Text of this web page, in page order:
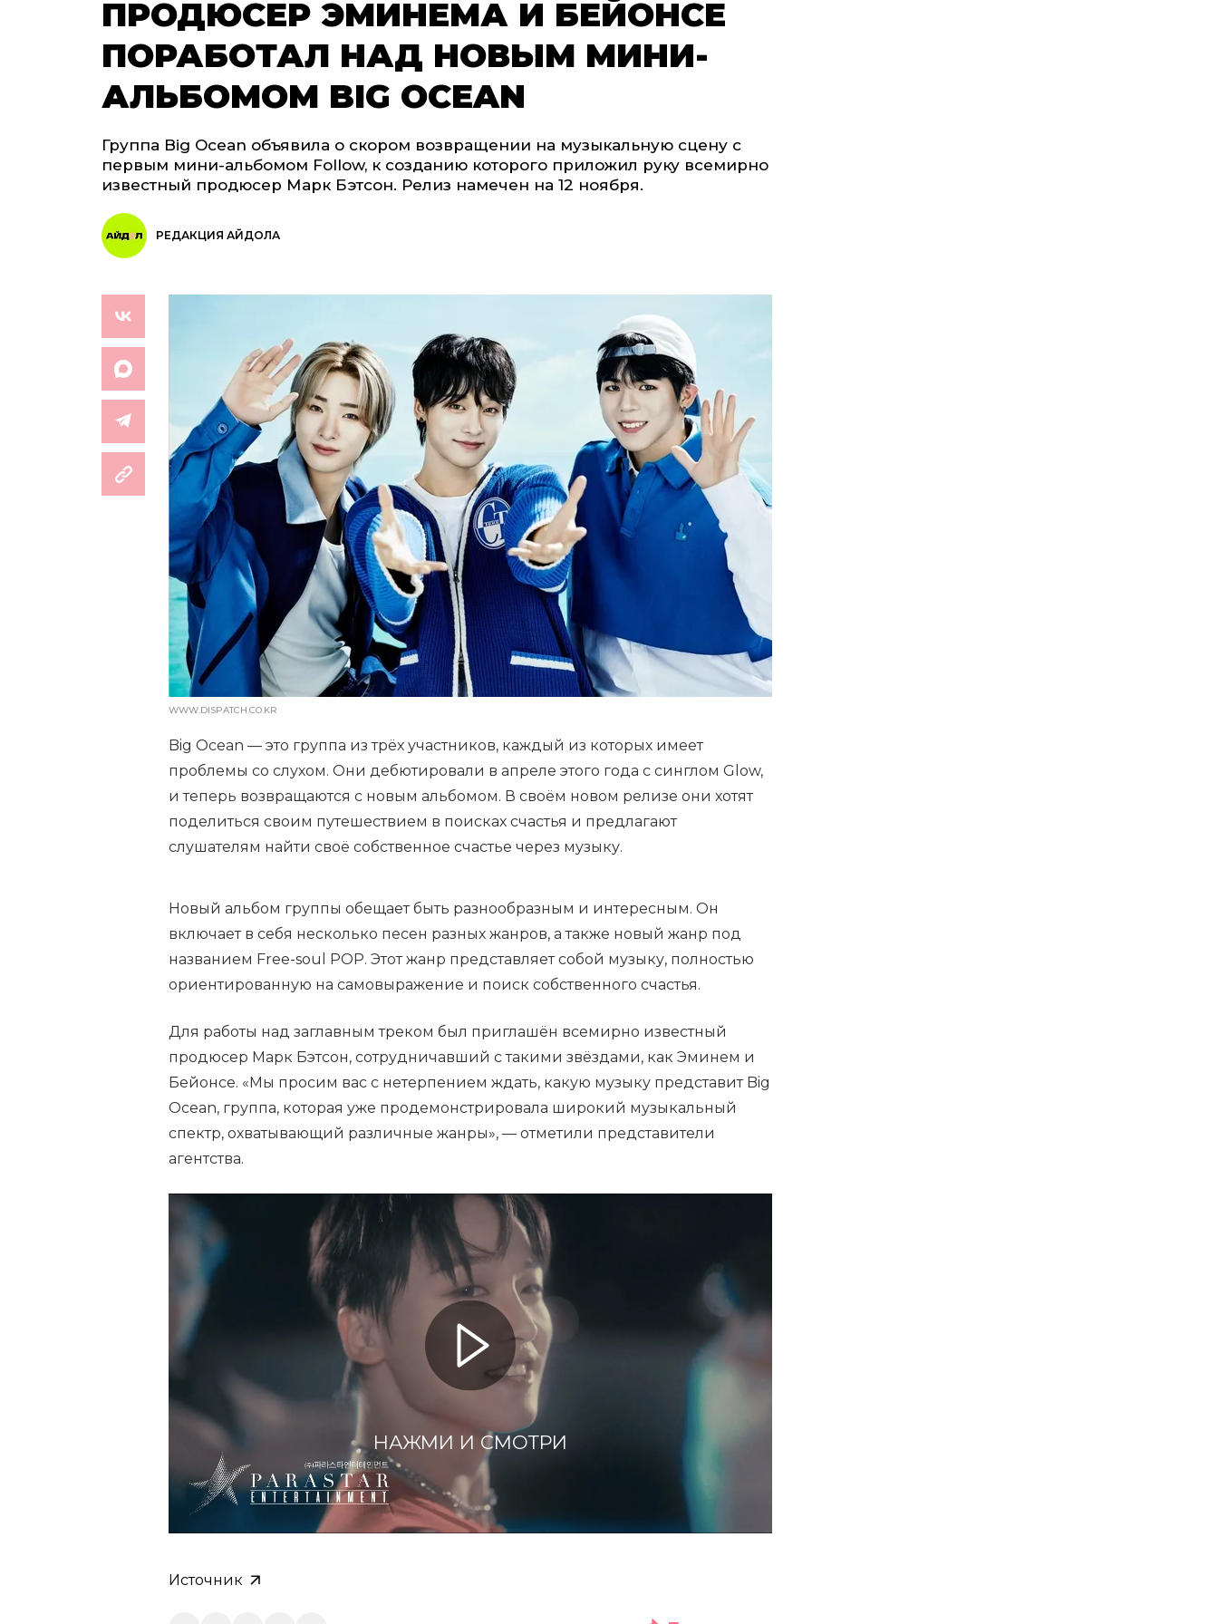
ПРОДЮСЕР ЭМИНЕМА И БЕЙОНСЕ
ПОРАБОТАЛ НАД НОВЫМ МИНИ-
АЛЬБОМОМ BIG OCEAN
Группа Big Ocean объявила о скором возвращении на музыкальную сцену с
первым мини-альбомом Follow, к созданию которого приложил руку всемирно
известный продюсер Марк Бэтсон. Релиз намечен на 12 ноября.
РЕДАКЦИЯ АЙДОЛА
WWW.DISPATCH.CO.KR
Big Ocean — это группа из трёх участников, каждый из которых имеет
проблемы со слухом. Они дебютировали в апреле этого года с синглом Glow,
и теперь возвращаются с новым альбомом. В своём новом релизе они хотят
поделиться своим путешествием в поисках счастья и предлагают
слушателям найти своё собственное счастье через музыку.
Новый альбом группы обещает быть разнообразным и интересным. Он
включает в себя несколько песен разных жанров, а также новый жанр под
названием Free-soul POP. Этот жанр представляет собой музыку, полностью
ориентированную на самовыражение и поиск собственного счастья.
Для работы над заглавным треком был приглашён всемирно известный
продюсер Марк Бэтсон, сотрудничавший с такими звёздами, как Эминем и
Бейонсе. «Мы просим вас с нетерпением ждать, какую музыку представит Big
Ocean, группа, которая уже продемонстрировала широкий музыкальный
спектр, охватывающий различные жанры», — отметили представители
агентства.
НАЖМИ И СМОТРИ
Источник